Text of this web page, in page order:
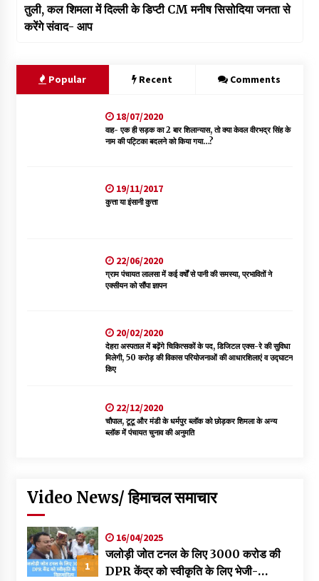
तुली, कल शिमला में दिल्ली के डिप्टी CM मनीष सिसोदिया जनता से
करेंगे संवाद- आप
Popular Recent Comments
18/07/2020
वाह- एक ही सड़क का 2 बार शिलान्यास, तो क्या केवल वीरभद्र सिंह के
नाम की पट्टिका बदलने को किया गया…?
19/11/2017
कुत्ता या इंसानी कुत्ता
22/06/2020
ग्राम पंचायत लालसा में कई वर्षों से पानी की समस्या, प्रभावितों ने
एक्सीयन को सौंपा ज्ञापन
20/02/2020
देहरा अस्पताल में बढ़ेंगे चिकित्सकों के पद, डिजिटल एक्स-रे की सुविधा
मिलेगी, 50 करोड़ की विकास परियोजनाओं की आधारशिलाएं व उद्घाटन
किए
22/12/2020
चौपाल, टूटू और मंडी के धर्मपुर ब्लॉक को छोड़कर शिमला के अन्य
ब्लॉक में पंचायत चुनाव की अनुमति
Video News/ हिमाचल समाचार
1
16/04/2025
जलोड़ी जोत टनल के लिए 3000 करोड की
DPR केंद्र को स्वीकृति के लिए भेजी-